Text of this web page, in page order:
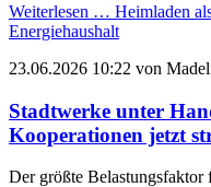
Weiterlesen … Heimladen
Energiehaushalt
23.06.2026 10:22 von
Stadtwerke unter
Kooperationen jetzt
Der größte Belastungsfaktor